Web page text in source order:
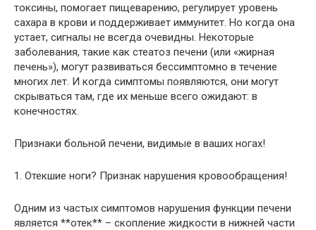
токсины, помогает пищеварению, регулирует уровень
сахара в крови и поддерживает иммунитет. Но когда она
устает, сигналы не всегда очевидны. Некоторые
заболевания, такие как стеатоз печени (или «жирная
печень»), могут развиваться бессимптомно в течение
многих лет. И когда симптомы появляются, они могут
скрываться там, где их меньше всего ожидают: в
конечностях.
Признаки больной печени, видимые в ваших ногах!
1. Отекшие ноги? Признак нарушения кровообращения!
Одним из частых симптомов нарушения функции печени
является **отек** – скопление жидкости в нижней части